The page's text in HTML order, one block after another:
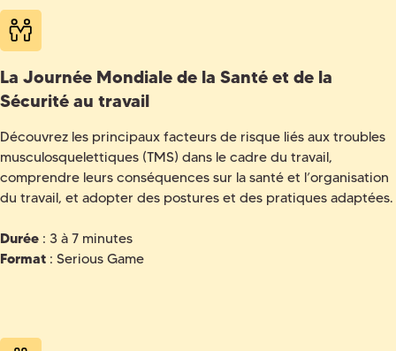
La Journée Mondiale de la Santé et de la
Sécurité au travail
Découvrez les principaux facteurs de risque liés aux troubles
musculosquelettiques (TMS) dans le cadre du travail,
comprendre leurs conséquences sur la santé et l’organisation
du travail, et adopter des postures et des pratiques adaptées.
Durée : 3 à 7 minutes
Format : Serious Game